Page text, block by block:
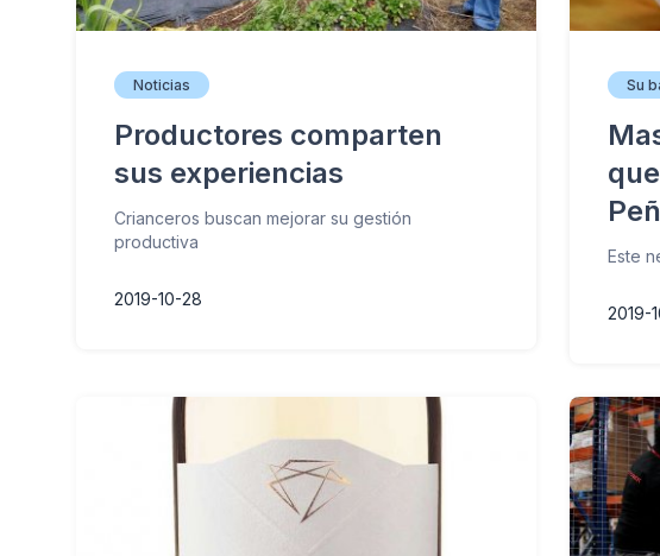
Noticias
Productores comparten
sus experiencias
Crianceros buscan mejorar su gestión
productiva
2019-10-28
Su
Este
2019-